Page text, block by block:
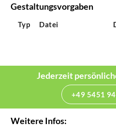
Gestaltungsvorgaben
Typ Datei
Jederzeit
+49 5451
Weitere Infos: